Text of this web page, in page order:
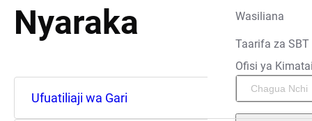
Wasiliana
Taarifa za SBT
Ofisi ya
Nyaraka
Ufuatiliaji wa Gari